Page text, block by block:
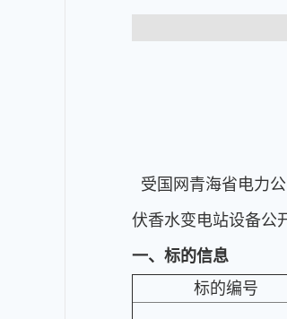
受国网青海省电力
伏香水变电站设备公
一、标的信息
标的编号